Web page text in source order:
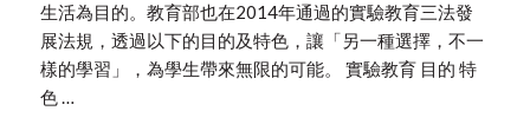
生活為目的。教育部也在2014年通過的實驗教育三法發
展法規，透過以下的目的及特色，讓「另一種選擇，不一
樣的學習」，為學生帶來無限的可能。 實驗教育 目的 特
色 …